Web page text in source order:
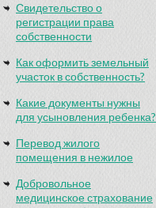
Свидетельство о
регистрации права
собственности
Как оформить земельный
участок в собственность?
Какие документы нужны
для усыновления ребенка?
Перевод жилого
помещения в нежилое
Добровольное
медицинское страхование